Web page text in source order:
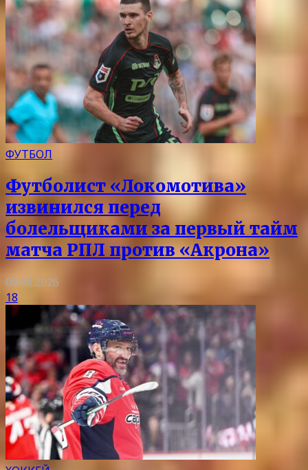
ФУТБОЛ
Футболист «Локомотива»
извинился перед
болельщиками за первый тайм
матча РПЛ против «Акрона»
08.08.2026
18